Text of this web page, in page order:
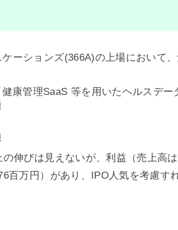
ーションズ(366A)の上場において
康管理SaaS 等を用いたヘルスデ
伸びは見えないが、利益（売上高
百万円）があり、IPO人気を考慮すれ